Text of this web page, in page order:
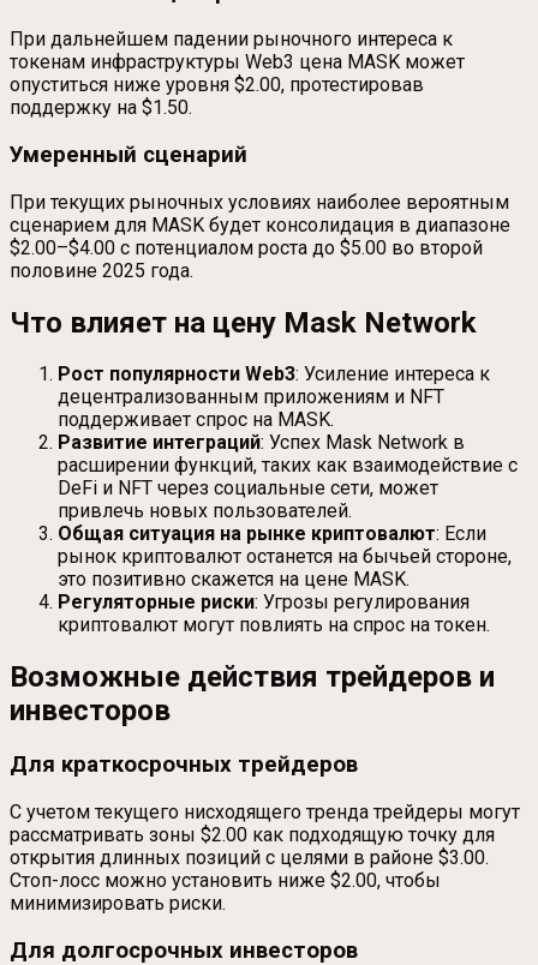
При дальнейшем падении рыночного интереса к
токенам инфраструктуры Web3 цена MASK может
опуститься ниже уровня $2.00, протестировав
поддержку на $1.50.
Умеренный сценарий
При текущих рыночных условиях наиболее вероятным
сценарием для MASK будет консолидация в диапазоне
$2.00–$4.00 с потенциалом роста до $5.00 во второй
половине 2025 года.
Что влияет на цену Mask Network
Рост популярности Web3: Усиление интереса к
децентрализованным приложениям и NFT
поддерживает спрос на MASK.
Развитие интеграций: Успех Mask Network в
расширении функций, таких как взаимодействие с
DeFi и NFT через социальные сети, может
привлечь новых пользователей.
Общая ситуация на рынке криптовалют: Если
рынок криптовалют останется на бычьей стороне,
это позитивно скажется на цене MASK.
Регуляторные риски: Угрозы регулирования
криптовалют могут повлиять на спрос на токен.
Возможные действия трейдеров и
инвесторов
Для краткосрочных трейдеров
С учетом текущего нисходящего тренда трейдеры могут
рассматривать зоны $2.00 как подходящую точку для
открытия длинных позиций с целями в районе $3.00.
Стоп-лосс можно установить ниже $2.00, чтобы
минимизировать риски.
Для долгосрочных инвесторов